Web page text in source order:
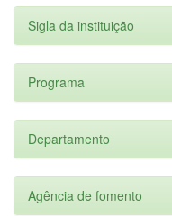
Sigla da instituição
Programa
Departamento
Agência de fomento